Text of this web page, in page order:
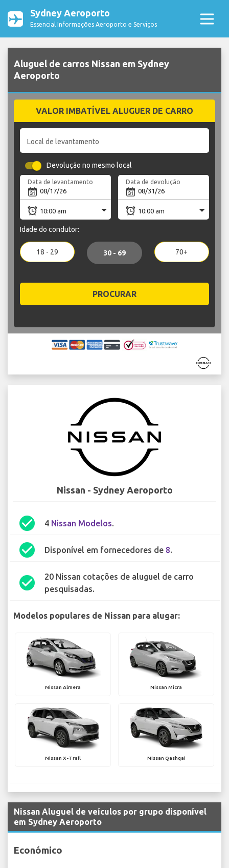
Sydney Aeroporto
Essencial Informações Aeroporto e Serviços
Aluguel de carros Nissan em Sydney
Aeroporto
VALOR IMBATÍVEL ALUGUER DE CARRO
Local de levantamento
Devolução no mesmo local
Data de levantamento Data de devolução
Idade do condutor:
18 - 29 30 - 69 70+
PROCURAR
Nissan - Sydney Aeroporto
check_circle 4 Nissan Modelos.
check_circle Disponível em fornecedores de 8.
check_circle
20 Nissan cotações de aluguel de carro
pesquisadas.
Modelos populares de Nissan para alugar:
Nissan Almera Nissan Micra
Nissan X-Trail Nissan Qashqai
Nissan Aluguel de veículos por grupo disponível
em Sydney Aeroporto
Económico